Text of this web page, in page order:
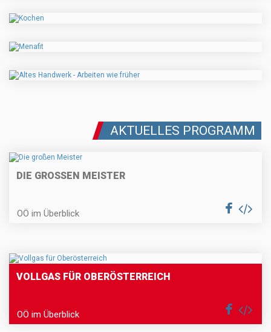
AKTUELLES PROGRAMM
DIE GROSSEN MEISTER
OÖ im Überblick
VOLLGAS FÜR OBERÖSTERREICH
OÖ im Überblick